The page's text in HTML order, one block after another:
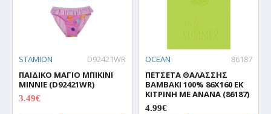
STAMION
D92421WR
ΠΑΙΔΙΚΟ ΜΑΓΙΟ ΜΠΙΚΙΝΙ
MINNIE (D92421WR)
3.49€
OCEAN
86187
ΠΕΤΣΕΤΑ ΘΑΛΑΣΣΗΣ
ΒΑΜΒΑΚΙ 100% 86Χ160 ΕΚ
ΚΙΤΡΙΝΗ ΜΕ ΑΝΑΝΑ (86187)
4.99€